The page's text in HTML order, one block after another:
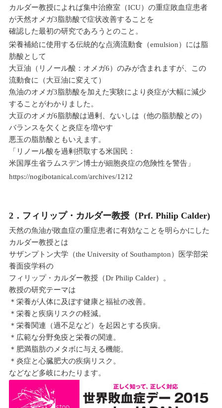
カルダー教授によれば集中治療室（ICU）の重症敗血症患者
が天然オメガ3脂肪酸で症状改善することを
確認した最初の研究であろうとのこと。
栄養補給に使用する伝統的な点滴流動食（emulsion）には脂
肪酸として
大豆油（リノール酸：オメガ6）のみが含まれますが、この
流動食に（大豆油に変えて）
魚油のオメガ3脂肪酸を加えた実験により炎症が大幅に減少
することがわかりました。
大豆のオメガ6脂肪酸は過剰、ないしは（他の脂肪酸との）
バランスを欠くと炎症を増やす
悪玉の脂肪酸ともいえます。
「リノール酸を過剰摂取する米国民：
米国厚生省ラムスデン博士が細胞炎症の危険性を警告」
https://nogibotanical.com/archives/1212
2．フィリップ・カルダー教授（Prf. Philip Calder)
天然の魚油が敗血症の重症患者に有効なことを明らかにした
カルダー教授とは
サザンプトン大学（the University of Southampton）医学部栄
養面疫学科の
フィリップ・カルダー教授（Dr Philip Calder）。
教授の研究テーマは
＊栄養が人体に及ぼす健康と福祉の改善。
＊栄養と疾病リスクの軽減。
＊栄養関連（過不足など）を起因とする疾病。
＊広範な分野免疫と栄養の関連。
＊肥満脂肪のメタボに与える機能。
＊炎症と心臓肥大の疾病リスク。
などなど多岐にわたります。